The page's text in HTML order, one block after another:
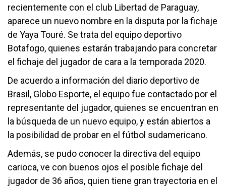
recientemente con el club Libertad de Paraguay,
aparece un nuevo nombre en la disputa por la fichaje
de Yaya Touré. Se trata del equipo deportivo
Botafogo, quienes estarán trabajando para concretar
el fichaje del jugador de cara a la temporada 2020.
De acuerdo a información del diario deportivo de
Brasil, Globo Esporte, el equipo fue contactado por el
representante del jugador, quienes se encuentran en
la búsqueda de un nuevo equipo, y están abiertos a
la posibilidad de probar en el fútbol sudamericano.
Además, se pudo conocer la directiva del equipo
carioca, ve con buenos ojos el posible fichaje del
jugador de 36 años, quien tiene gran trayectoria en el